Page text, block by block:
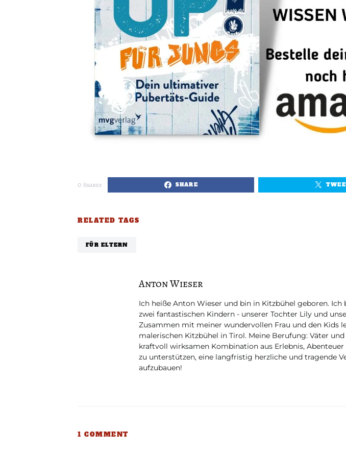
0 Shares SHARE
RELATED TAGS
FÜR ELTERN
Anton Wieser
Ich heiße Anton Wieser und bin in Kitzbühel geboren. Ich
zwei fantastischen Kindern - unserer Tochter Lily und
Zusammen mit meiner wundervollen Frau und den Kids
malerischen Kitzbühel in Tirol. Meine Berufung: Väter
kraftvoll wirksamen Kombination aus Erlebnis,
zu unterstützen, eine langfristig herzliche und tragende
aufzubauen!
1 COMMENT